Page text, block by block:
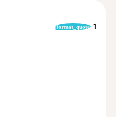
format_quote 1